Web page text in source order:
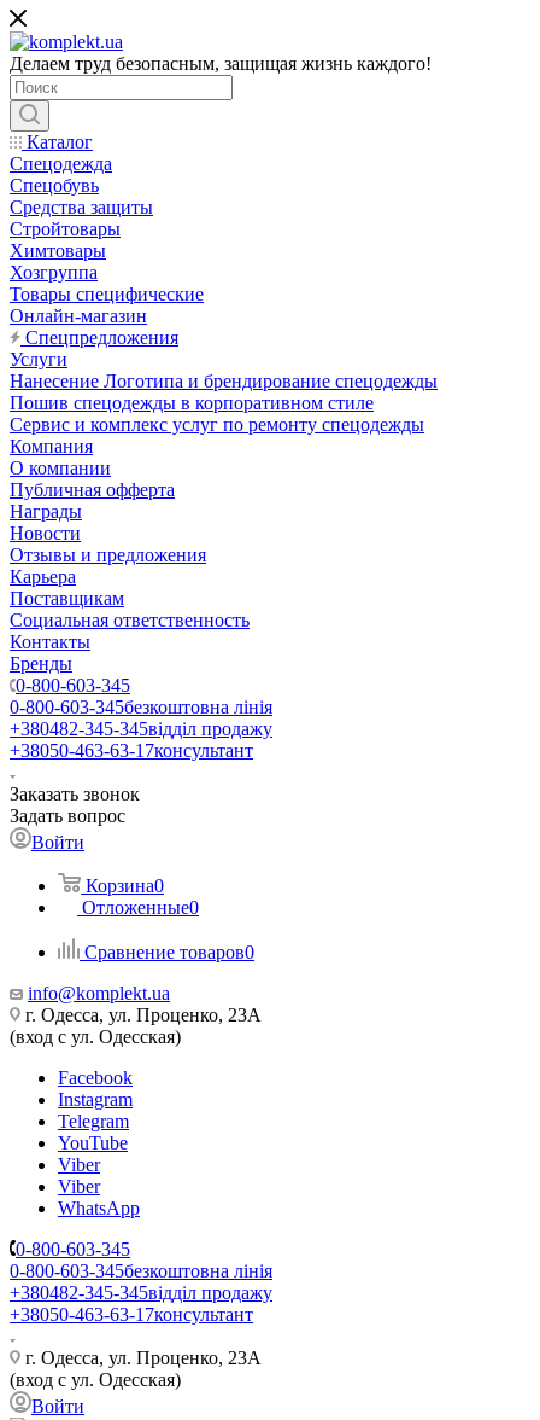
Делаем труд безопасным, защищая жизнь каждого!
Каталог
Спецодежда
Спецобувь
Средства защиты
Стройтовары
Химтовары
Хозгруппа
Товары специфические
Онлайн-магазин
Спецпредложения
Услуги
Нанесение Логотипа и брендирование спецодежды
Пошив спецодежды в корпоративном стиле
Сервис и комплекс услуг по ремонту спецодежды
Компания
О компании
Публичная офферта
Награды
Новости
Отзывы и предложения
Карьера
Поставщикам
Социальная ответственность
Контакты
Бренды
0-800-603-345
0-800-603-345безкоштовна лінія
+380482-345-345відділ продажу
+38050-463-63-17консультант
Заказать звонок
Задать вопрос
Войти
Корзина0
Отложенные0
Сравнение товаров0
info@komplekt.ua
г. Одесса, ул. Проценко, 23А
(вход с ул. Одесская)
Facebook
Instagram
Telegram
YouTube
Viber
Viber
WhatsApp
0-800-603-345
0-800-603-345безкоштовна лінія
+380482-345-345відділ продажу
+38050-463-63-17консультант
г. Одесса, ул. Проценко, 23А
(вход с ул. Одесская)
Войти